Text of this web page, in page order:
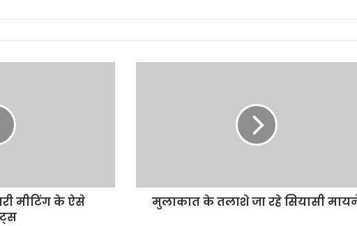
मीटिंग के ऐसे
जा
मुलाकात के तलाशे जा रहे सियासी